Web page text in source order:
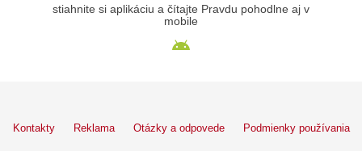
stiahnite si aplikáciu a čítajte Pravdu pohodlne aj v
mobile
Kontakty Reklama Otázky a odpovede Podmienky používania